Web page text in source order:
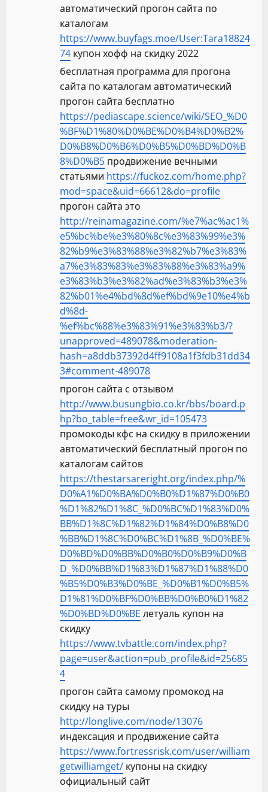
автоматический прогон сайта по
каталогам
https://www.buyfags.moe/User:Tara18824
74 купон хофф на скидку 2022
бесплатная программа для прогона
сайта по каталогам автоматический
прогон сайта бесплатно
https://pediascape.science/wiki/SEO_%D0
%BF%D1%80%D0%BE%D0%B4%D0%B2%
D0%B8%D0%B6%D0%B5%D0%BD%D0%B
8%D0%B5 продвижение вечными
статьями https://fuckoz.com/home.php?
mod=space&uid=66612&do=profile
прогон сайта это
http://reinamagazine.com/%e7%ac%ac1%
e5%bc%be%e3%80%8c%e3%83%99%e3%
82%b9%e3%83%88%e3%82%b7%e3%83%
a7%e3%83%83%e3%83%88%e3%83%a9%
e3%83%b3%e3%82%ad%e3%83%b3%e3%
82%b01%e4%bd%8d%ef%bd%9e10%e4%b
d%8d-
%ef%bc%88%e3%83%91%e3%83%b3/?
unapproved=489078&moderation-
hash=a8ddb37392d4ff9108a1f3fdb31dd34
3#comment-489078
прогон сайта с отзывом
http://www.busungbio.co.kr/bbs/board.p
hp?bo_table=free&wr_id=105473
промокоды кфс на скидку в приложении
автоматический бесплатный прогон по
каталогам сайтов
https://thestarsareright.org/index.php/%
D0%A1%D0%BA%D0%B0%D1%87%D0%B0
%D1%82%D1%8C_%D0%BC%D1%83%D0%
BB%D1%8C%D1%82%D1%84%D0%B8%D0
%BB%D1%8C%D0%BC%D1%8B_%D0%BE%
D0%BD%D0%BB%D0%B0%D0%B9%D0%B
D_%D0%BB%D1%83%D1%87%D1%88%D0
%B5%D0%B3%D0%BE_%D0%B1%D0%B5%
D1%81%D0%BF%D0%BB%D0%B0%D1%82
%D0%BD%D0%BE летуаль купон на
скидку
https://www.tvbattle.com/index.php?
page=user&action=pub_profile&id=25685
4
прогон сайта самому промокод на
скидку на туры
http://longlive.com/node/13076
индексация и продвижение сайта
https://www.fortressrisk.com/user/william
getwilliamget/ купоны на скидку
официальный сайт